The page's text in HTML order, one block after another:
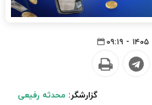
گزارشگر: محدثه رفیعی